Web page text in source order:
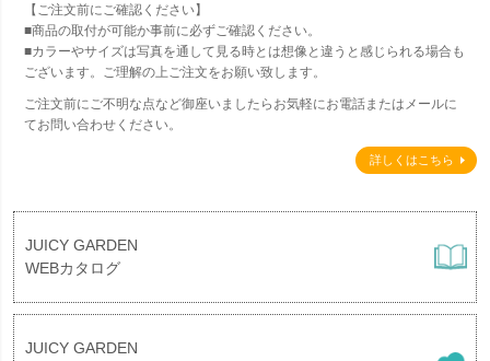
【ご注文前にご確認ください】
■商品の取付が可能か事前に必ずご確認ください。
■カラーやサイズは写真を通して見る時とは想像と違うと感じられる場合も
ございます。ご理解の上ご注文をお願い致します。
ご注文前にご不明な点など御座いましたらお気軽にお電話またはメールに
てお問い合わせください。
詳しくはこちら
JUICY GARDEN
WEBカタログ
JUICY GARDEN